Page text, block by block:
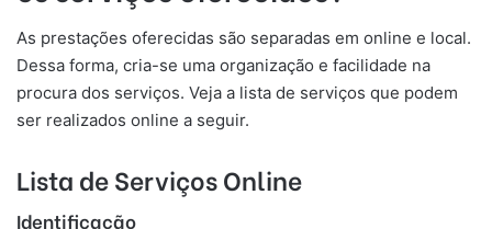
As prestações oferecidas são separadas em online e local.
Dessa forma, cria-se uma organização e facilidade na
procura dos serviços. Veja a lista de serviços que podem
ser realizados online a seguir.
Lista de Serviços Online
Identificação